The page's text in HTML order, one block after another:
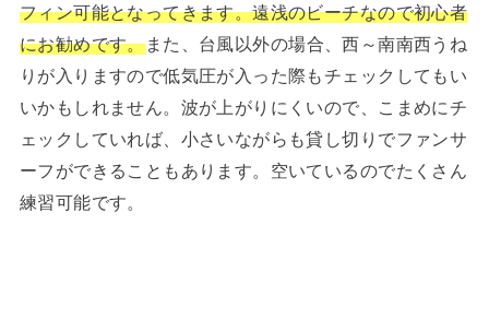
フィン可能となってきます。遠浅のビーチなので初心者
にお勧めです。また、台風以外の場合、西～南南西うね
りが入りますので低気圧が入った際もチェックしてもい
いかもしれません。波が上がりにくいので、こまめにチ
ェックしていれば、小さいながらも貸し切りでファンサ
ーフができることもあります。空いているのでたくさん
練習可能です。